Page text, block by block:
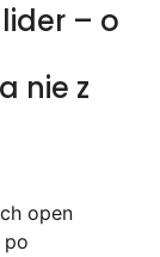
– o
nie z
open
po